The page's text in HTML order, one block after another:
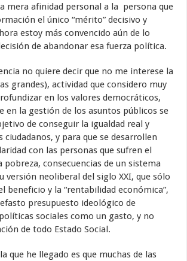
mera afinidad personal a la persona que
el único “mérito” decisivo y
estoy más convencido aún de lo
de abandonar esa fuerza política.
no quiere decir que no me interese la
grandes), actividad que considero muy
en los valores democráticos,
en la gestión de los asuntos públicos se
de conseguir la igualdad real y
ciudadanos, y para que se desarrollen
con las personas que sufren el
pobreza, consecuencias de un sistema
versión neoliberal del siglo XXI, que sólo
beneficio y la “rentabilidad económica”,
presupuesto ideológico de
sociales como un gasto, y no
de todo Estado Social.
que he llegado es que muchas de las